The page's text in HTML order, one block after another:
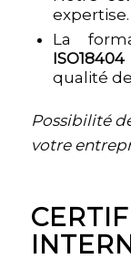
Notre
expertise.
La
ISO18404
Possibilité
votre